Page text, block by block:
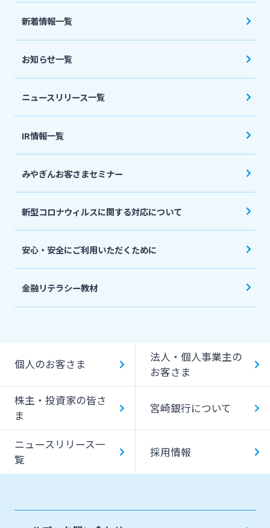
法人・個人事業主のお客さま
宮崎銀行について
ニュースリリース一覧
採用情報
お問い合わせ先一覧
新着情報一覧
お知らせ一覧
ニュースリリース一覧
IR情報一覧
みやぎんお客さまセミナー
新型コロナウィルスに関する対応について
安心・安全にご利用いただくために
金融リテラシー教材
個人のお客さま
法人・個人事業主の
お客さま
株主・投資家の皆さ
ま
宮崎銀行について
ニュースリリース一
覧
採用情報